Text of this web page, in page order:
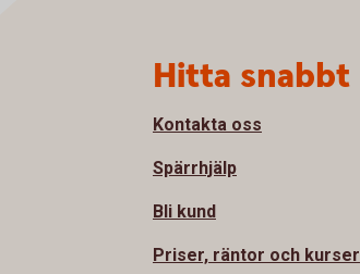
Hitta snabbt
Kontakta oss
Spärrhjälp
Bli kund
Priser, räntor och kurser